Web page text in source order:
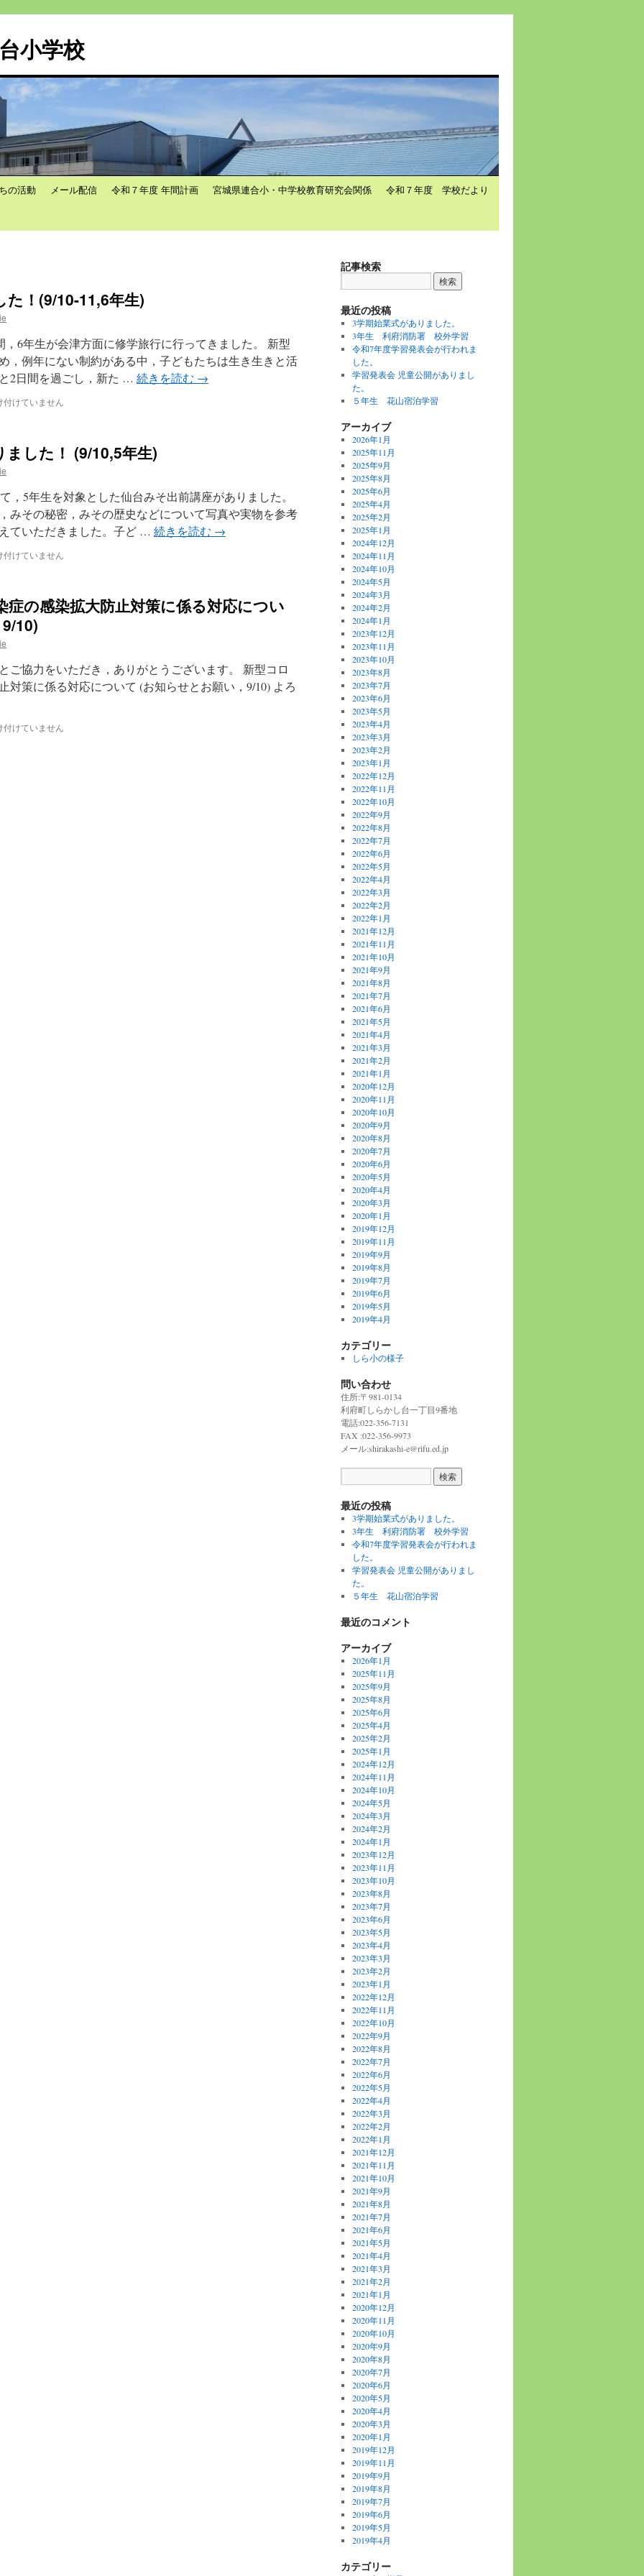
小学校
の活動 メール配信 令和７年度 年間計画 宮城県連合小・中学校教育研究会関係
令和７年度 学校だより
！(9/10-11,6年生)
，6年生が会津方面に修学旅行に行ってきました。 新型
，例年にない制約がある中，子どもたちは生き生きと活
2日間を過ごし，新た … 続きを読む →
付けていません
した！ (9/10,5年生)
，5年生を対象とした仙台みそ出前講座がありました。
みその秘密，みその歴史などについて写真や実物を参考
ていただきました。子ど … 続きを読む →
付けていません
の感染拡大防止対策に係る対応につい
10)
ご協力をいただき，ありがとうございます。 新型コロ
対策に係る対応について (お知らせとお願い，9/10) よろ
付けていません
記事検索
最近の投稿
3学期始業式がありました。
3年生 利府消防署 校外学習
令和7年度学習発表会が行われま
した。
学習発表会 児童公開がありまし
た。
５年生 花山宿泊学習
アーカイブ
2026年1月
2025年11月
2025年9月
2025年8月
2025年6月
2025年4月
2025年2月
2025年1月
2024年12月
2024年11月
2024年10月
2024年5月
2024年3月
2024年2月
2024年1月
2023年12月
2023年11月
2023年10月
2023年8月
2023年7月
2023年6月
2023年5月
2023年4月
2023年3月
2023年2月
2023年1月
2022年12月
2022年11月
2022年10月
2022年9月
2022年8月
2022年7月
2022年6月
2022年5月
2022年4月
2022年3月
2022年2月
2022年1月
2021年12月
2021年11月
2021年10月
2021年9月
2021年8月
2021年7月
2021年6月
2021年5月
2021年4月
2021年3月
2021年2月
2021年1月
2020年12月
2020年11月
2020年10月
2020年9月
2020年8月
2020年7月
2020年6月
2020年5月
2020年4月
2020年3月
2020年1月
2019年12月
2019年11月
2019年9月
2019年8月
2019年7月
2019年6月
2019年5月
2019年4月
カテゴリー
しら小の様子
問い合わせ
住所:〒981-0134
利府町しらかし台一丁目9番地
電話:022-356-7131
FAX :022-356-9973
メール:shirakashi-e@rifu.ed.jp
最近の投稿
3学期始業式がありました。
3年生 利府消防署 校外学習
令和7年度学習発表会が行われま
した。
学習発表会 児童公開がありまし
た。
５年生 花山宿泊学習
最近のコメント
アーカイブ
2026年1月
2025年11月
2025年9月
2025年8月
2025年6月
2025年4月
2025年2月
2025年1月
2024年12月
2024年11月
2024年10月
2024年5月
2024年3月
2024年2月
2024年1月
2023年12月
2023年11月
2023年10月
2023年8月
2023年7月
2023年6月
2023年5月
2023年4月
2023年3月
2023年2月
2023年1月
2022年12月
2022年11月
2022年10月
2022年9月
2022年8月
2022年7月
2022年6月
2022年5月
2022年4月
2022年3月
2022年2月
2022年1月
2021年12月
2021年11月
2021年10月
2021年9月
2021年8月
2021年7月
2021年6月
2021年5月
2021年4月
2021年3月
2021年2月
2021年1月
2020年12月
2020年11月
2020年10月
2020年9月
2020年8月
2020年7月
2020年6月
2020年5月
2020年4月
2020年3月
2020年1月
2019年12月
2019年11月
2019年9月
2019年8月
2019年7月
2019年6月
2019年5月
2019年4月
カテゴリー